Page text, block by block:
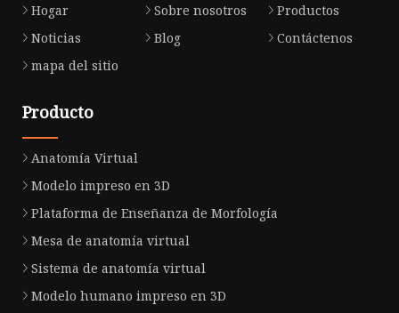
Hogar Sobre nosotros
Productos
Noticias
Blog
Contáctenos
mapa del sitio
Producto
Anatomía Virtual
Modelo impreso en 3D
Plataforma de Enseñanza de Morfología
Mesa de anatomía virtual
Sistema de anatomía virtual
Modelo humano impreso en 3D